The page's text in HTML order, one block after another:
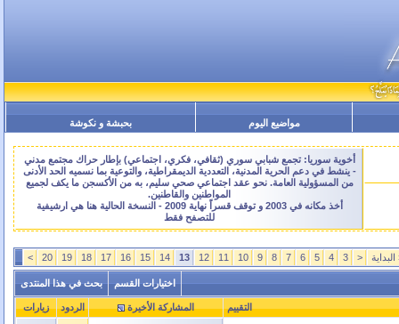
مواضيع اليوم بحبشة و نكوشة
أخوية سوريا: تجمع شبابي سوري (ثقافي، فكري، اجتماعي) بإطار حراك مجتمع مدني
- ينشط في دعم الحرية المدنية، التعددية الديمقراطية، والتوعية بما نسميه الحد الأدنى
من المسؤولية العامة. نحو عقد اجتماعي صحي سليم، به من الأكسجن ما يكف لجميع
المواطنين والقاطنين.
أخذ مكانه في 2003 و توقف قسراً نهاية 2009 - النسخة الحالية هنا هي ارشيفية
للتصفح فقط
البداية <
3
4
5
6
7
8
9
10
11
12
13
14
15
16
17
18
19
20
>
اختيارات القسم بحث في هذا المنتدى
التقييم المشاركة الأخيرة الردود زيارات